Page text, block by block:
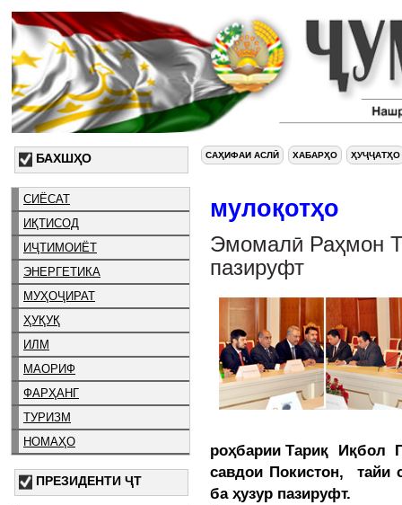
БАХШҲО
СИЁСАТ
ИҚТИСОД
ИҶТИМОИЁТ
ЭНЕРГЕТИКА
МУҲОҶИРАТ
ҲУҚУҚ
ИЛМ
МАОРИФ
ФАРҲАНГ
ТУРИЗМ
НОМАҲО
ПРЕЗИДЕНТИ ҶТ
САҲИФАИ АСЛӢ ХАБАРҲО ҲУҶҶАТҲО
мулоқотҳо
Эмомалӣ Раҳмон
пазируфт
роҳбарии Тариқ Иқбол
савдои Покистон, тайи
ба ҳузур пазируфт.